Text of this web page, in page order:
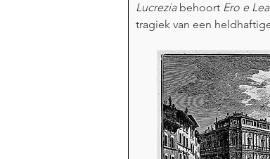
Lucrezia behoort Ero e
tragiek van een